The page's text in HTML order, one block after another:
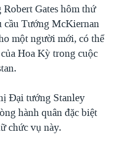
CỦA MỸ: QUÁ KHỨ VÀ HIỆN
DẢI GAZA
HẠ 'BÊN THẮNG CUỘC'
Gates hôm thứ
cầu Tướng McKiernan
một người mới, có thể
Hoa Kỳ trong cuộc
Đại tướng Stanley
hành quân đặc biệt
chức vụ này.